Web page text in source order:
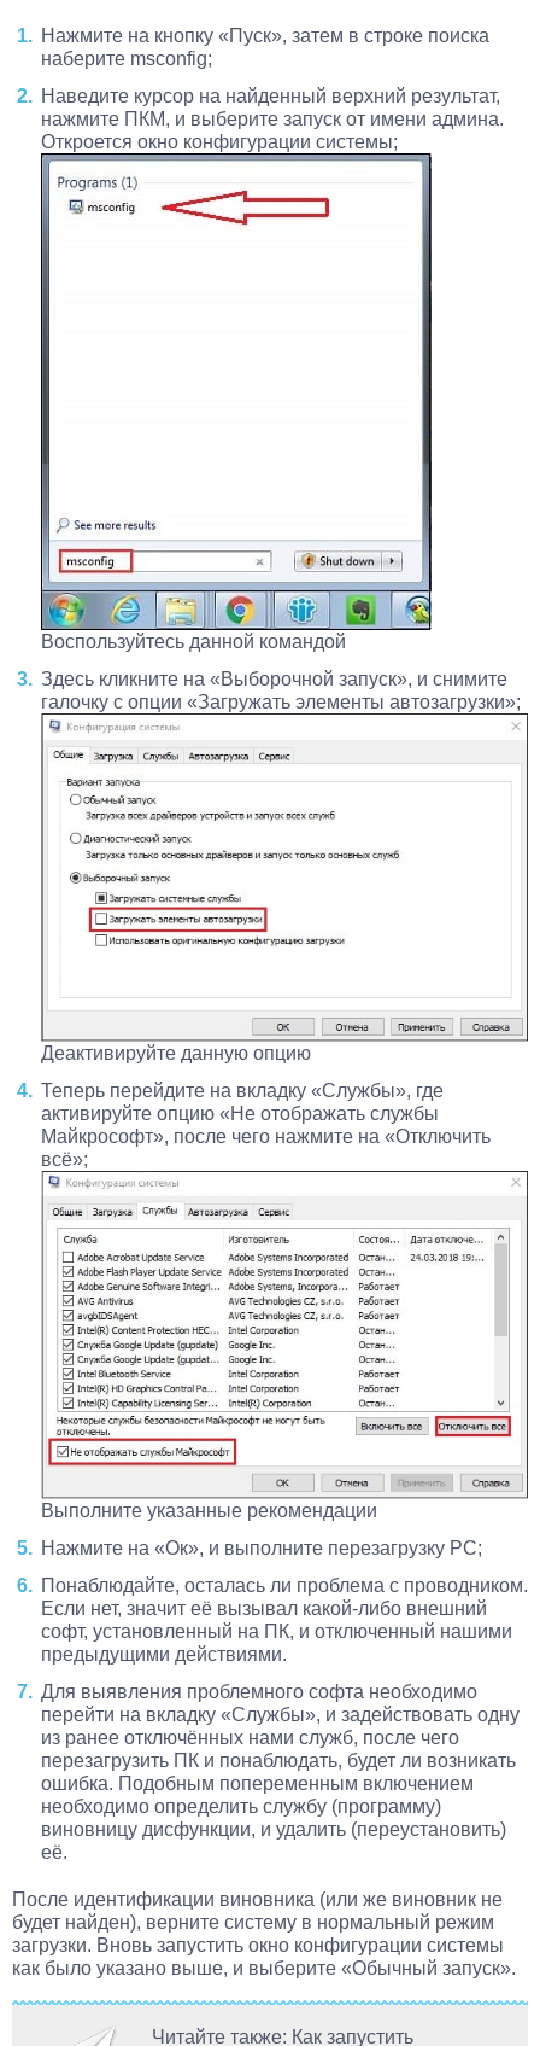
Нажмите на кнопку «Пуск», затем в строке поиска
наберите msconfig;
Наведите курсор на найденный верхний результат,
нажмите ПКМ, и выберите запуск от имени админа.
Откроется окно конфигурации системы;
Воспользуйтесь данной командой
Здесь кликните на «Выборочной запуск», и снимите
галочку с опции «Загружать элементы автозагрузки»;
Деактивируйте данную опцию
Теперь перейдите на вкладку «Службы», где
активируйте опцию «Не отображать службы
Майкрософт», после чего нажмите на «Отключить
всё»;
Выполните указанные рекомендации
Нажмите на «Ок», и выполните перезагрузку PC;
Понаблюдайте, осталась ли проблема с проводником.
Если нет, значит её вызывал какой-либо внешний
софт, установленный на ПК, и отключенный нашими
предыдущими действиями.
Для выявления проблемного софта необходимо
перейти на вкладку «Службы», и задействовать одну
из ранее отключённых нами служб, после чего
перезагрузить ПК и понаблюдать, будет ли возникать
ошибка. Подобным попеременным включением
необходимо определить службу (программу)
виновницу дисфункции, и удалить (переустановить)
её.
После идентификации виновника (или же виновник не
будет найден), верните систему в нормальный режим
загрузки. Вновь запустить окно конфигурации системы
как было указано выше, и выберите «Обычный запуск».
Читайте также: Как запустить